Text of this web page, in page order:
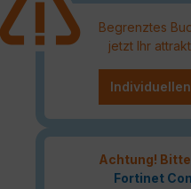
Begrenztes
jetzt Ihr
Achtung!
Fortinet